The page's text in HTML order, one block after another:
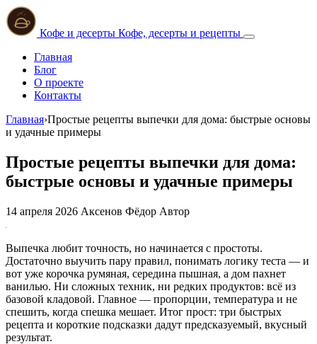
Кофе и десерты Кофе, десерты и рецепты
Главная
Блог
О проекте
Контакты
Главная›Простые рецепты выпечки для дома: быстрые основы
и удачные примеры
Простые рецепты выпечки для дома:
быстрые основы и удачные примеры
14 апреля 2026 Аксенов Фёдор Автор
Выпечка любит точность, но начинается с простоты.
Достаточно выучить пару правил, понимать логику теста — и
вот уже корочка румяная, середина пышная, а дом пахнет
ванилью. Ни сложных техник, ни редких продуктов: всё из
базовой кладовой. Главное — пропорции, температура и не
спешить, когда спешка мешает. Итог прост: три быстрых
рецепта и короткие подсказки дадут предсказуемый, вкусный
результат.